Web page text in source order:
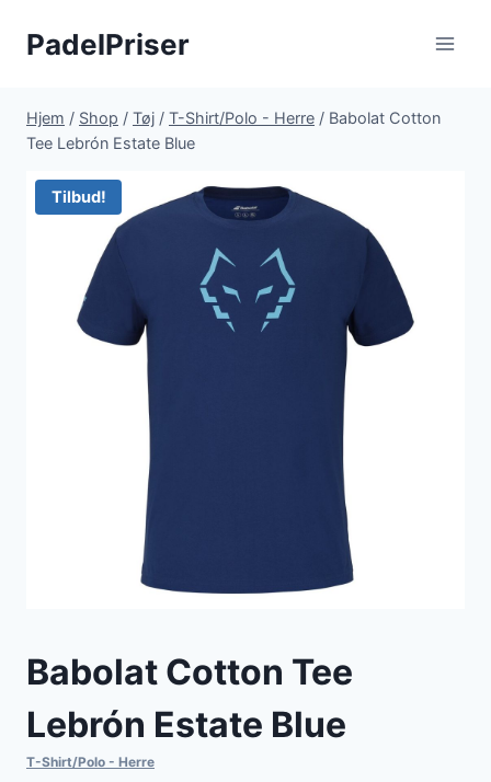
PadelPriser
Hjem / Shop / Tøj / T-Shirt/Polo - Herre / Babolat Cotton
Tee Lebrón Estate Blue
Tilbud!
Babolat Cotton Tee
Lebrón Estate Blue
T-Shirt/Polo - Herre